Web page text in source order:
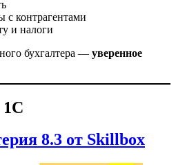
с контрагентами
и налоги
бухгалтера — уверенное
1С
8.3 от Skillbox